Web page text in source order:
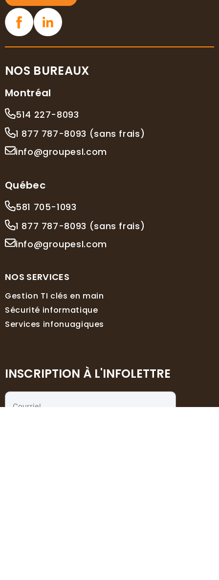
NOS BUREAUX
Montréal
514 227-8093
1 877 787-8093 (sans frais)
info@groupesl.com
Québec
581 705-1093
1 877 787-8093 (sans frais)
info@groupesl.com
NOS SERVICES
Gestion TI clés en main
Sécurité informatique
Services infonuagiques
INSCRIPTION À L'INFOLETTRE
Courriel